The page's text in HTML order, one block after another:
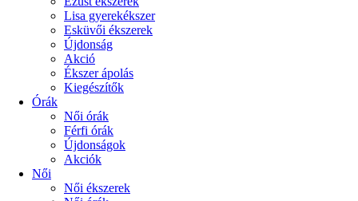
Lisa gyerekékszer
Esküvői ékszerek
Újdonság
Akció
Ékszer ápolás
Kiegészítők
Órák
Női órák
Férfi órák
Újdonságok
Akciók
Női
Női ékszerek